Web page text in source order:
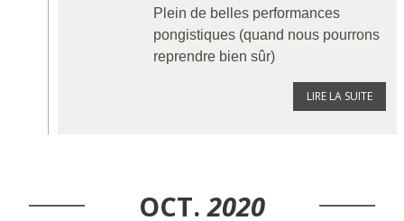
Plein de belles performances
pongistiques (quand nous pourrons
reprendre bien sûr)
LIRE LA SUITE
OCT. 2020